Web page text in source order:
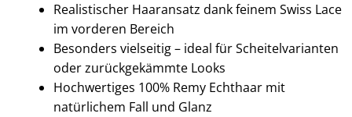
Realistischer Haaransatz dank feinem Swiss Lace
im vorderen Bereich
Besonders vielseitig – ideal für Scheitelvarianten
oder zurückgekämmte Looks
Hochwertiges 100% Remy Echthaar mit
natürlichem Fall und Glanz